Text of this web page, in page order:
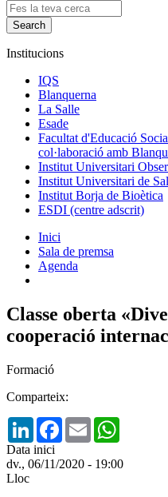
Institucions
IQS
Blanquerna
La Salle
Esade
Facultat d'Educació
col·laboració amb
Institut Universitari
Institut Universitari de
Institut Borja de Bioètica
ESDI (centre adscrit)
Inici
Sala de premsa
Agenda
Classe oberta
cooperació
Formació
Comparteix:
LinkedInFacebook
Email
Data inici
dv., 06/11/2020 - 19:00
Lloc